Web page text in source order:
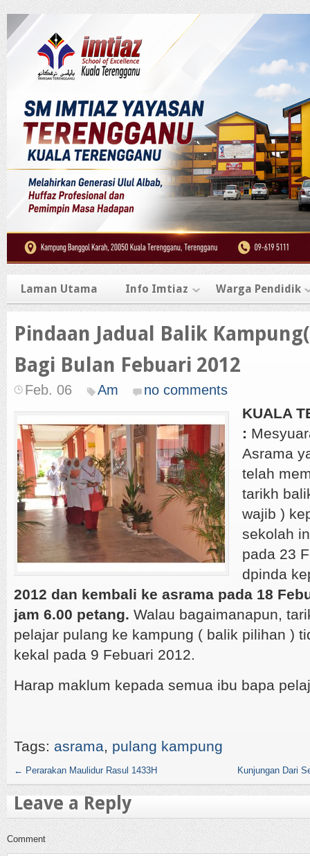
Laman Utama Info Imtiaz Warga Pendidik
Pindaan Jadual Balik
Bagi Bulan Febuari 2012
Feb. 06 Am no comments
KUALA
:
Asrama
telah
tarikh
wajib )
sekolah
pada 23
dpinda
2012 dan kembali ke asrama pada 18
jam 6.00 petang. Walau bagaimanapun,
pelajar pulang ke kampung ( balik pilihan )
kekal pada 9 Febuari 2012.
Harap maklum kepada semua ibu bapa
Tags: asrama, pulang kampung
← Perarakan Maulidur Rasul 1433H Kunjungan Dari
Leave a Reply
Comment